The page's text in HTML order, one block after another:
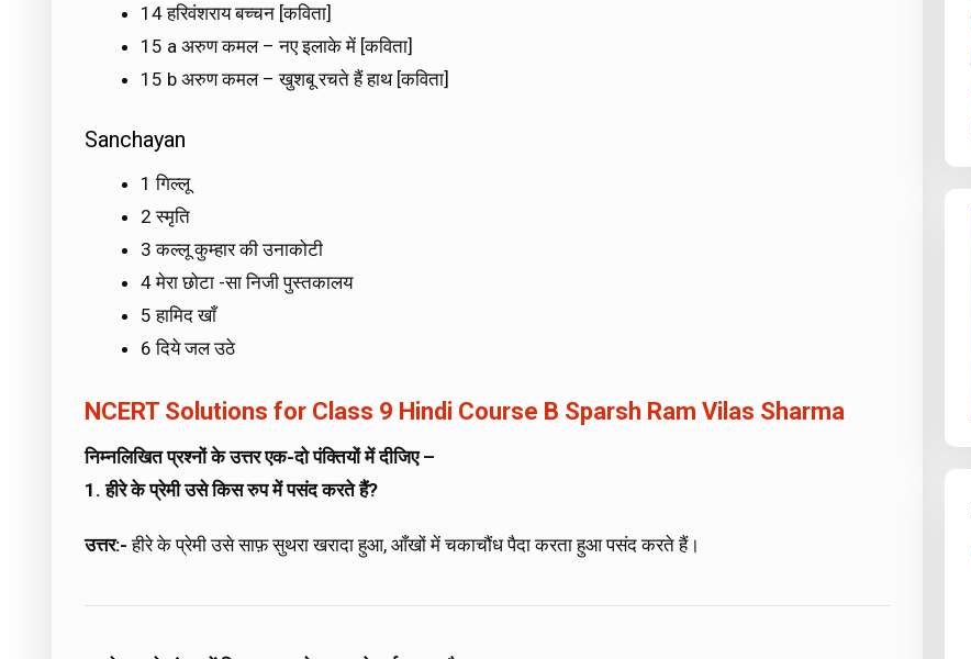
14 हरिवंशराय बच्चन [कविता]
15 a अरुण कमल – नए इलाके में [कविता]
15 b अरुण कमल – खुशबू रचते हैं हाथ [कविता]
Sanchayan
1 गिल्लू
2 स्मृति
3 कल्लू कुम्हार की उनाकोटी
4 मेरा छोटा -सा निजी पुस्तकालय
5 हामिद खाँ
6 दिये जल उठे
NCERT Solutions for Class 9 Hindi Course B Sparsh Ram Vilas Sharma
निम्नलिखित प्रश्नों के उत्तर एक-दो पंक्तियों में दीजिए –
1. हीरे के प्रेमी उसे किस रुप में पसंद करते हैं?
उत्तर:-हीरे के प्रेमी उसे साफ़ सुथरा खरादा हुआ, आँखों में चकाचौंध पैदा करता हुआ पसंद करते हैं।